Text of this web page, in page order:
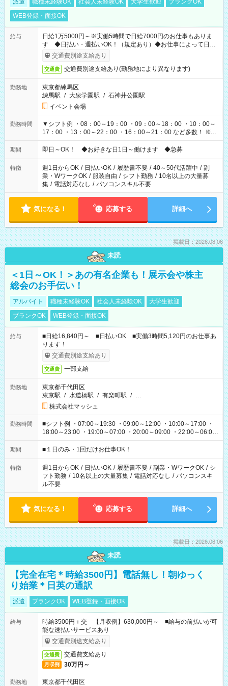
派遣 職種未経験OK 社会人未経験OK 大学生歓迎
ブランクOK
WEB登録・面接OK
給与
日給1万5000円～※実働5時間で日給7000円のお仕事もありま
す ◆日払い・週払いOK！（規定あり）◆お仕事によって日給
も異なります
交通費別途支給あり
交通費 交通費別途支給あり(勤務地により異なります)
勤務地
東京都練馬区
練馬駅 / 大泉学園駅 / 石神井公園駅
イベント会場
勤務時間
▼シフト例 ・08：00～19：00 ・09：00～18：00 ・10：00～
17：00 ・13：00～22：00 ・16：00～21：00 など多数！ ※お
仕事により勤務時間が異なります
期間 即日～OK！ ◆お好きな日1日～働けます ◆急募
特徴 週1日からOK / 日払いOK / 履歴書不要 / 40～50代活躍中 / 副
業・WワークOK / 服装自由 / シフト勤務 / 10名以上の大量募
集 / 電話対応なし / パソコンスキル不要
気になる！ 応募する 詳細へ
掲載日：2026.08.06
未読
＜1日～OK！＞あの有名企業も！展示会や株主
総会のお手伝い！
アルバイト 職種未経験OK 社会人未経験OK
大学生歓迎
ブランクOK
WEB登録・面接OK
給与
■日給16,840円～ ■日払いOK ■実働3時間5,120円のお仕事あ
ります！
交通費別途支給あり
交通費 一部支給
勤務地
東京都千代田区
東京駅 / 水道橋駅 / 有楽町駅 / …
株式会社マッシュ
勤務時間
■シフト例 ・07:00～19:30 ・09:00～12:00 ・10:00～17:00 ・
18:00～23:00 ・19:00～07:00 ・20:00～09:00 ・22:00～06:00
etc ★最短で3時間で5,120円のお仕事から 15時間で2万円近く稼
げるお仕事も！ ご希望のお時間に合わせてご紹介！ ※シフトは
ください！
期間 ■１日のみ・1回だけお仕事OK！
特徴 週1日からOK / 日払いOK / 履歴書不要 / 副業・WワークOK / シ
フト勤務 / 10名以上の大量募集 / 電話対応なし / パソコンスキ
ル不要
気になる！ 応募する 詳細へ
掲載日：2026.08.06
未読
【完全在宅＊時給3500円】電話無し！朝ゆっく
り始業＊日英の通訳
派遣 ブランクOK WEB登録・面接OK
給与
時給3500円＋交 【月収例】630,000円～ ■給与の前払いが可
能な速払いサービスあり
交通費別途支給あり
交通費 交通費支給あり
月収例 30万円～
勤務地
東京都千代田区